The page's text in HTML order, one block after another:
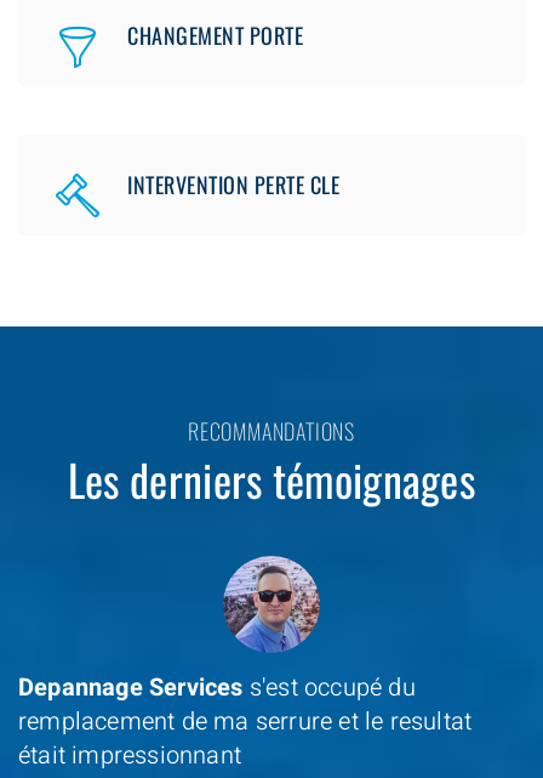
CHANGEMENT PORTE
INTERVENTION PERTE CLE
RECOMMANDATIONS
Les derniers témoignages
Depannage Services s'est occupé du
remplacement de ma serrure et le resultat
était impressionnant